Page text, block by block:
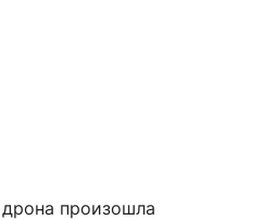
произошла